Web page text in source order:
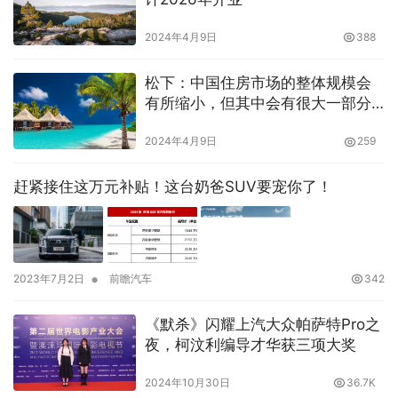
2024年4月9日 388
松下：中国住房市场的整体规模会
有所缩小，但其中会有很大一部分
2024年4月9日 259
赶紧接住这万元补贴！这台奶爸SUV要宠你了！
2023年7月2日 • 前瞻汽车 342
《默杀》闪耀上汽大众帕萨特Pro之
夜，柯汶利编导才华获三项大奖
2024年10月30日 36.7K